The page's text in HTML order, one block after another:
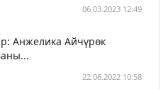
06.03.2023 12:49
Анжелика Айчүрөк
22.06.2022 10:58